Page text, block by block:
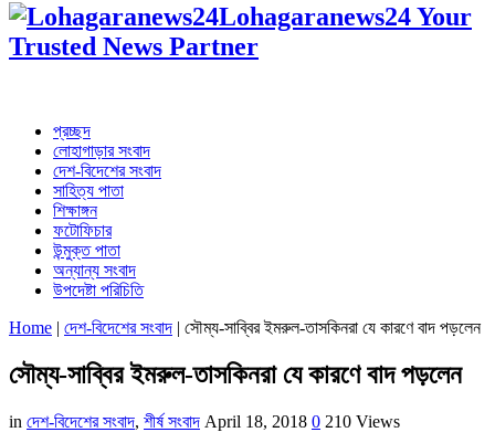
Lohagaranews24 Your
Trusted News Partner
প্রচ্ছদ
লোহাগাড়ার সংবাদ
দেশ-বিদেশের সংবাদ
সাহিত্য পাতা
শিক্ষাঙ্গন
ফটোফিচার
উন্মুক্ত পাতা
অন্যান্য সংবাদ
উপদেষ্টা পরিচিতি
Home | দেশ-বিদেশের সংবাদ | সৌম্য-সাব্বির ইমরুল-তাসকিনরা যে কারণে বাদ পড়লেন
সৌম্য-সাব্বির ইমরুল-তাসকিনরা যে কারণে বাদ পড়লেন
in দেশ-বিদেশের সংবাদ, শীর্ষ সংবাদ April 18, 2018 0 210 Views